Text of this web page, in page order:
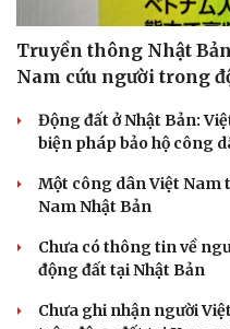
Truyền thông Nhật
Nam cứu người trong
Động đất ở Nhật Bản:
biện pháp bảo hộ công
Một công dân Việt Nam
Nam Nhật Bản
Chưa có thông tin về
động đất tại Nhật Bản
Chưa ghi nhận người